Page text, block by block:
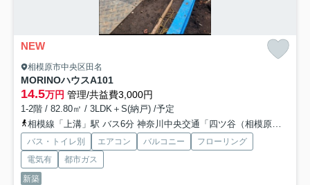
NEW
相模原市中央区田名
MORINOハウスA101
14.5万円 管理/共益費3,000円
1-2階 / 82.80㎡ / 3LDK＋S(納戸) /予定
相模線「上溝」駅 バス6分 神奈川中央交通「四ツ谷（相模原市中央区）」 停歩5分
バス・トイレ別 エアコン バルコニー
フローリング
電気有
都市ガス
新築